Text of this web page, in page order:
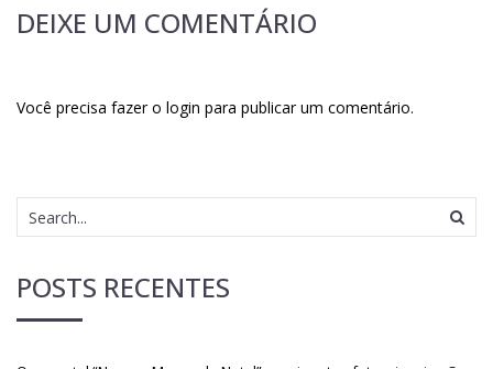
DEIXE UM COMENTÁRIO
Você precisa fazer o login para publicar um comentário.
POSTS RECENTES